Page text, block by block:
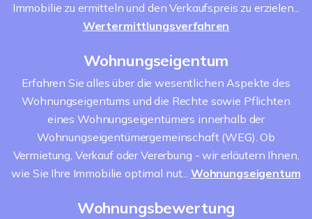
Immobilie zu ermitteln und den Verkaufspreis zu erzielen...
Wertermittlungsverfahren
Wohnungseigentum
Erfahren Sie alles über die wesentlichen Aspekte des
Wohnungseigentums und die Rechte sowie Pflichten
eines Wohnungseigentümers innerhalb der
Wohnungseigentümergemeinschaft (WEG). Ob
Vermietung, Verkauf oder Vererbung - wir erläutern Ihnen,
wie Sie Ihre Immobilie optimal nut... Wohnungseigentum
Wohnungsbewertung